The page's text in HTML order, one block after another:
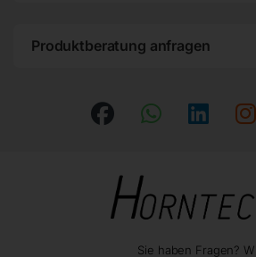
Produktberatung anfragen
Sie haben Fragen?